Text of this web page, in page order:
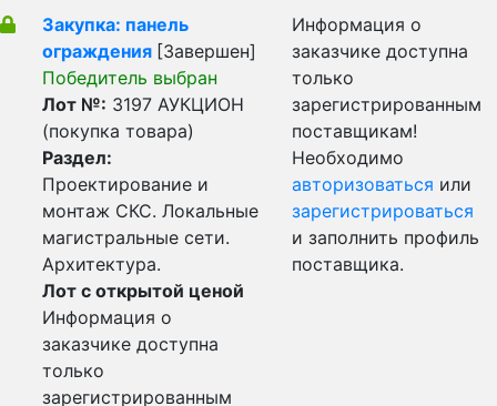
Закупка: панель
ограждения [Завершен]
Победитель выбран
Лот №: 3197 АУКЦИОН
(покупка товара)
Раздел:
Проектирование и
монтаж СКС. Локальные
магистральные сети.
Архитектура.
Лот с открытой ценой
Информация о
заказчике доступна
только
зарегистрированным
Информация о
заказчике доступна
только
зарегистрированным
поставщикам!
Необходимо
авторизоваться или
зарегистрироваться
и заполнить профиль
поставщика.